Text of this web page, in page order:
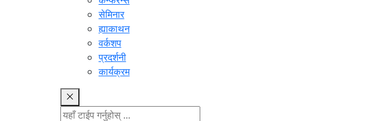
सेमिनार
ह्याकाथन
वर्कशप
प्रदर्शनी
कार्यक्रम